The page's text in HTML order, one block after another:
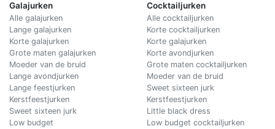
Galajurken
Alle galajurken
Lange galajurken
Korte galajurken
Grote maten galajurken
Moeder van de bruid
Lange avondjurken
Lange feestjurken
Kerstfeestjurken
Sweet sixteen jurk
Low budget
Cocktailjurken
Alle cocktailjurken
Korte cocktailjurken
Korte galajurken
Korte avondjurken
Grote maten cocktailjurken
Moeder van de bruid
Sweet sixteen jurk
Kerstfeestjurken
Little black dress
Low budget cocktailjurken